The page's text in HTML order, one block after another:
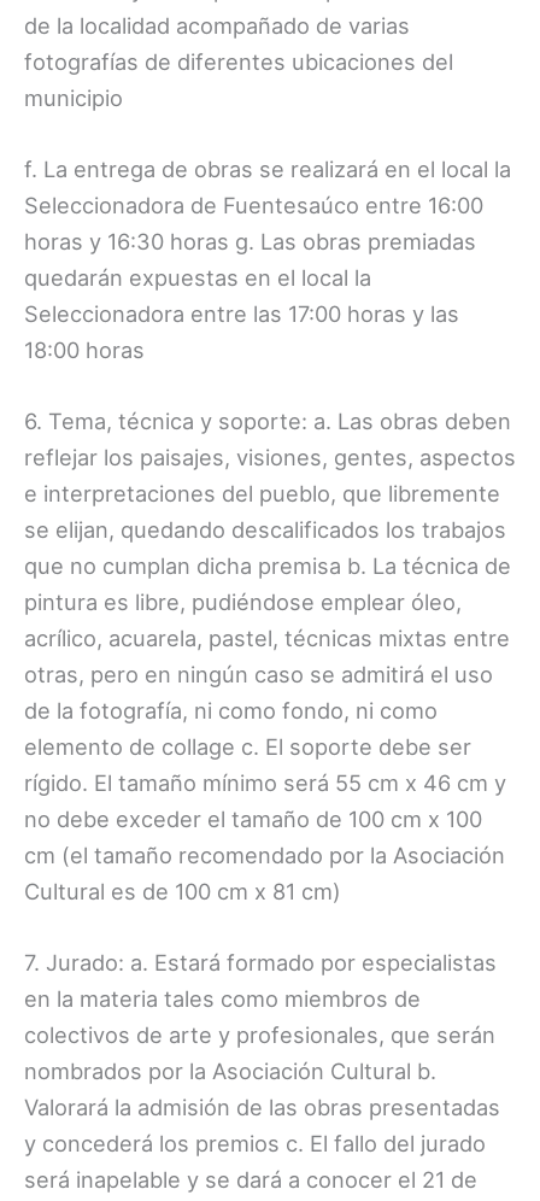
de la localidad acompañado de varias
fotografías de diferentes ubicaciones del
municipio
f. La entrega de obras se realizará en el local la
Seleccionadora de Fuentesaúco entre 16:00
horas y 16:30 horas g. Las obras premiadas
quedarán expuestas en el local la
Seleccionadora entre las 17:00 horas y las
18:00 horas
6. Tema, técnica y soporte: a. Las obras deben
reflejar los paisajes, visiones, gentes, aspectos
e interpretaciones del pueblo, que libremente
se elijan, quedando descalificados los trabajos
que no cumplan dicha premisa b. La técnica de
pintura es libre, pudiéndose emplear óleo,
acrílico, acuarela, pastel, técnicas mixtas entre
otras, pero en ningún caso se admitirá el uso
de la fotografía, ni como fondo, ni como
elemento de collage c. El soporte debe ser
rígido. El tamaño mínimo será 55 cm x 46 cm y
no debe exceder el tamaño de 100 cm x 100
cm (el tamaño recomendado por la Asociación
Cultural es de 100 cm x 81 cm)
7. Jurado: a. Estará formado por especialistas
en la materia tales como miembros de
colectivos de arte y profesionales, que serán
nombrados por la Asociación Cultural b.
Valorará la admisión de las obras presentadas
y concederá los premios c. El fallo del jurado
será inapelable y se dará a conocer el 21 de